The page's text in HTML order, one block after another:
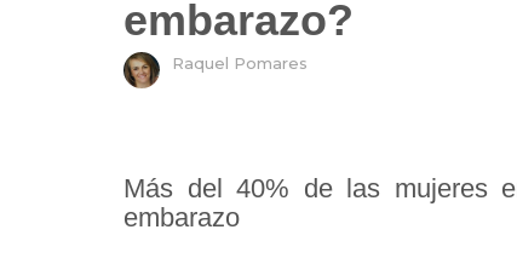
embarazo?
Raquel Pomares
Más del 40% de las mujeres
embarazo